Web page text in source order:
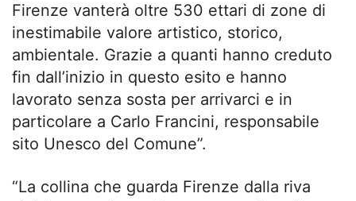
Firenze vanterà oltre 530 ettari di zone di
inestimabile valore artistico, storico,
ambientale. Grazie a quanti hanno creduto
fin dall’inizio in questo esito e hanno
lavorato senza sosta per arrivarci e in
particolare a Carlo Francini, responsabile
sito Unesco del Comune”.
“La collina che guarda Firenze dalla riva